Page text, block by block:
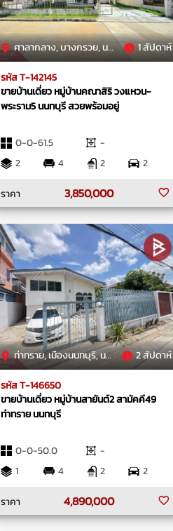
ศาลากลาง, บางกรวย, นนทบุรี 1 สัปดาห์
รหัส T-142145
ขายบ้านเดี่ยว หมู่บ้านคณาสิริ วงแหวน-
พระราม5 นนทบุรี สวยพร้อมอยู่
0-0-61.5
-
2
4 2
2
ราคา
3,850,000
ท่าทราย, เมืองนนทบุรี, นนทบุรี 2 สัปดาห์
รหัส T-146650
ขายบ้านเดี่ยว หมู่บ้านสายันต์2 สามัคคี49
ท่าทราย นนทบุรี
0-0-50.0
-
1
4 2
2
ราคา
4,890,000